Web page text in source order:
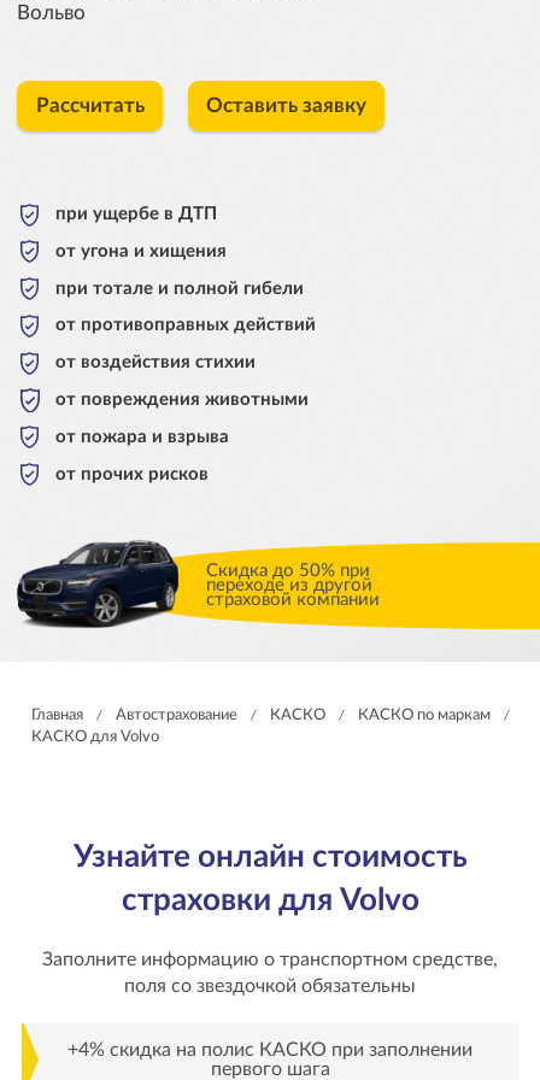
Вольво
Рассчитать Оставить заявку
при ущербе в ДТП
от угона и хищения
при тотале и полной гибели
от противоправных действий
от воздействия стихии
от повреждения животными
от пожара и взрыва
от прочих рисков
Скидка до 50% при
переходе из другой
страховой компании
Главная / Автострахование / КАСКО / КАСКО по маркам /
КАСКО для Volvo
Узнайте онлайн стоимость
страховки для Volvo
Заполните информацию о транспортном средстве,
поля со звездочкой обязательны
+4% скидка на полис КАСКО при заполнении
первого шага